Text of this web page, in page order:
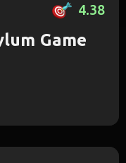
4.38
Game